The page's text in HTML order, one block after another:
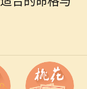
和洞察力。他们
适应环境，并能